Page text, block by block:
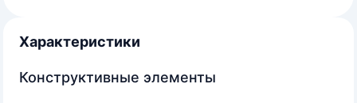
Характеристики
Конструктивные элементы